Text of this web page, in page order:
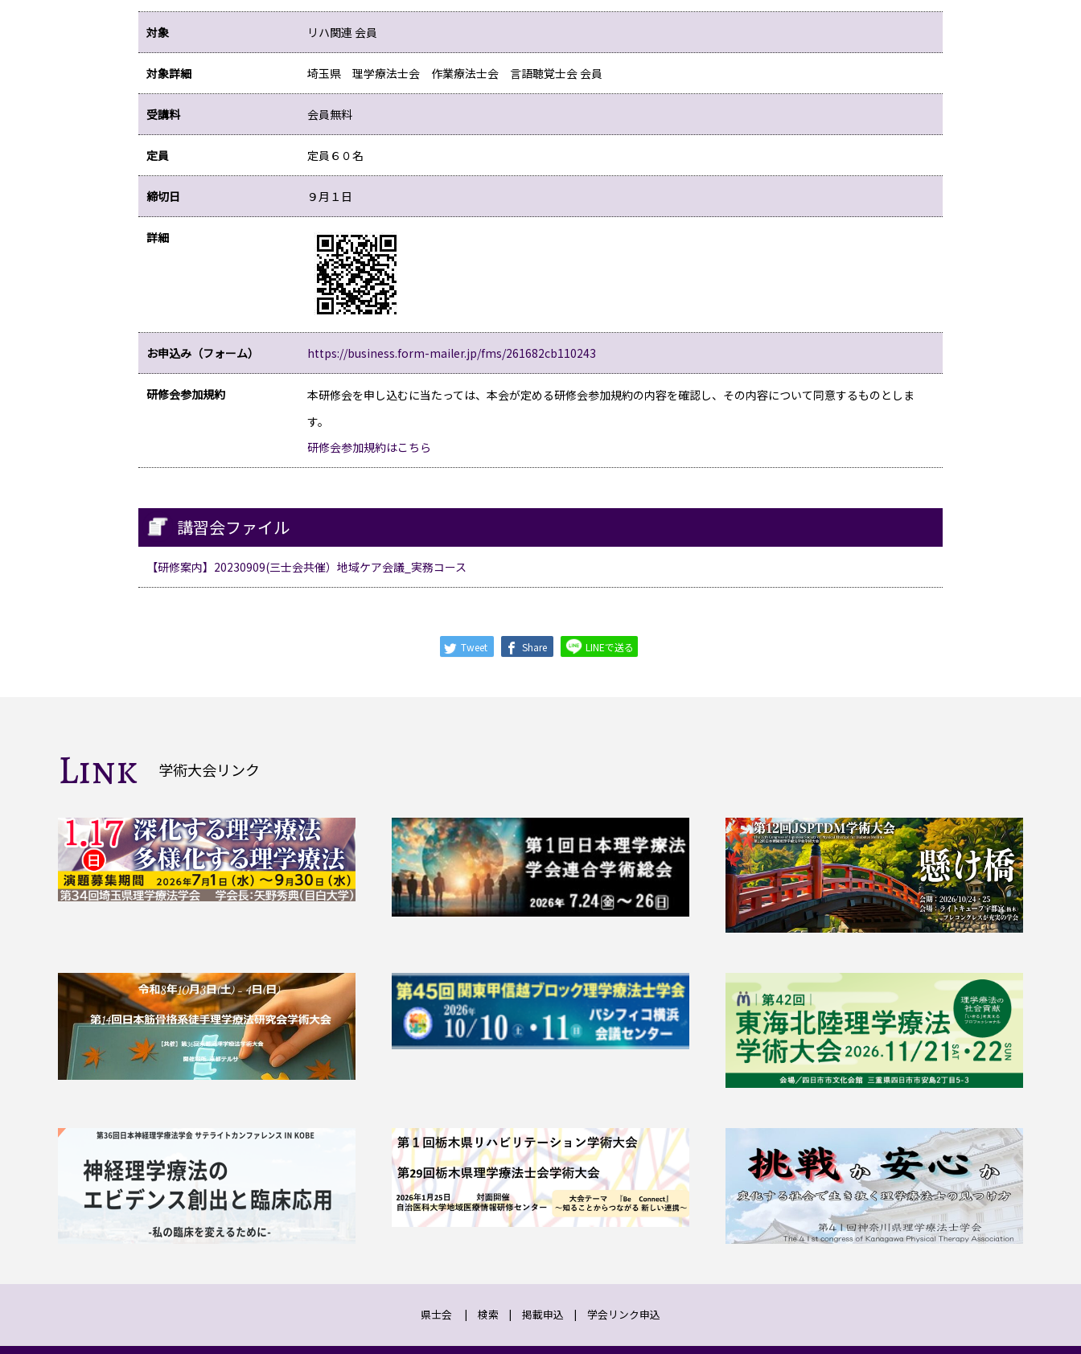
対象 リハ関連 会員
対象詳細 埼玉県 理学療法士会 作業療法士会 言語聴覚士会 会員
受講料 会員無料
定員 定員６０名
締切日 ９月１日
詳細
お申込み（フォーム） https://business.form-mailer.jp/fms/261682cb110243
研修会参加規約
本研修会を申し込むに当たっては、本会が定める研修会参加規約の内容を確認し、その内容について同意するものとしま
す。
研修会参加規約はこちら
講習会ファイル
【研修案内】20230909(三士会共催）地域ケア会議_実務コース
Tweet Share LINEで送る
Link 学術大会リンク
県士会 | 検索 | 掲載申込 | 学会リンク申込